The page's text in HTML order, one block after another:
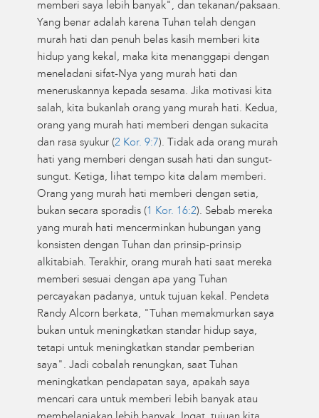
memberi saya lebih banyak", dan tekanan/paksaan.
Yang benar adalah karena Tuhan telah dengan
murah hati dan penuh belas kasih memberi kita
hidup yang kekal, maka kita menanggapi dengan
meneladani sifat-Nya yang murah hati dan
meneruskannya kepada sesama. Jika motivasi kita
salah, kita bukanlah orang yang murah hati. Kedua,
orang yang murah hati memberi dengan sukacita
dan rasa syukur (2 Kor. 9:7 ). Tidak ada orang murah
hati yang memberi dengan susah hati dan sungut-
sungut. Ketiga, lihat tempo kita dalam memberi.
Orang yang murah hati memberi dengan setia,
bukan secara sporadis (1 Kor. 16:2). Sebab mereka
yang murah hati mencerminkan hubungan yang
konsisten dengan Tuhan dan prinsip-prinsip
alkitabiah. Terakhir, orang murah hati saat mereka
memberi sesuai dengan apa yang Tuhan
percayakan padanya, untuk tujuan kekal. Pendeta
Randy Alcorn berkata, "Tuhan memakmurkan saya
bukan untuk meningkatkan standar hidup saya,
tetapi untuk meningkatkan standar pemberian
saya". Jadi cobalah renungkan, saat Tuhan
meningkatkan pendapatan saya, apakah saya
mencari cara untuk memberi lebih banyak atau